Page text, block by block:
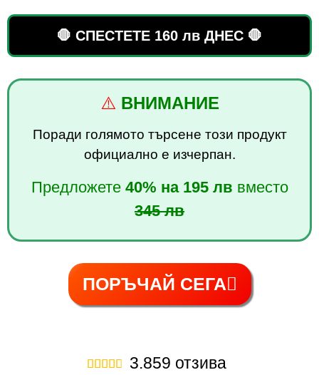
🛑 СПЕСТЕТЕ 160 лв ДНЕС 🛑
⚠️ ВНИМАНИЕ
Поради голямото търсене този продукт
официално е изчерпан.
Предложете 40% на 195 лв вместо
345 лв
ПОРЪЧАЙ СЕГА
 3.859 отзива